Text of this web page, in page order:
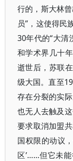
行的，斯大林
员”，这使得民
30年代的“大清
和学术界几十
逝世后，苏联
级大国。直至
存在分裂的实
也无人去触及
要求取消加盟
国权限的动议
区’……但它未